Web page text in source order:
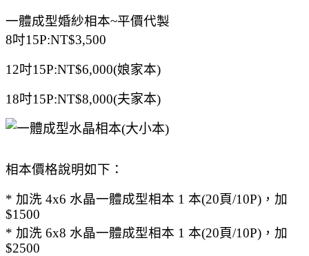
一體成型婚紗相本~平價代製
8吋15P:NT$3,500
12吋15P:NT$6,000(娘家本)
18吋15P:NT$8,000(夫家本)
相本價格說明如下：
* 加洗 4x6 水晶一體成型相本 1 本(20頁/10P)，加
$1500
* 加洗 6x8 水晶一體成型相本 1 本(20頁/10P)，加
$2500